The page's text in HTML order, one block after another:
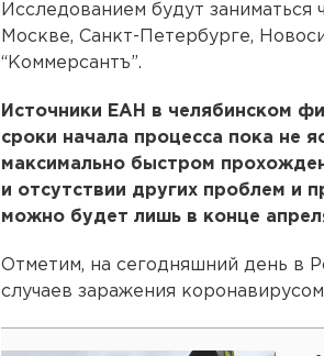
Исследованием будут
Москве, Санкт-Петербурге,
“Коммерсантъ”.
Источники ЕАН в челябинском
сроки начала процесса пока не
максимально быстром
и отсутствии других проблем и
можно будет лишь в конце
Отметим, на сегодняшний день в
случаев заражения